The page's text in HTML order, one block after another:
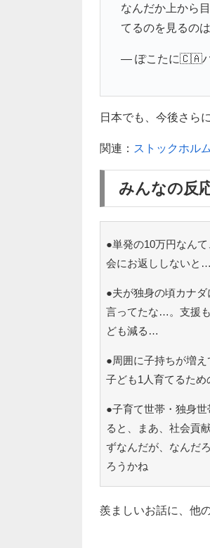
なんだか上から
てるのを見るの
— ぽこたに🇨🇦バ
日本でも、今後さら
関連： ストックホル
みんなの反
●単発の10万円なん
会にお返ししないと
●夫が独身の頃カナ
言ってたな…。支援
ども減る…
●周囲に子持ちが増
子ども1人育てるため
●子育て世帯・独身
ると、まあ、社会貢
ずなんだが、なんだ
ろうかね
羨ましいお話に、他